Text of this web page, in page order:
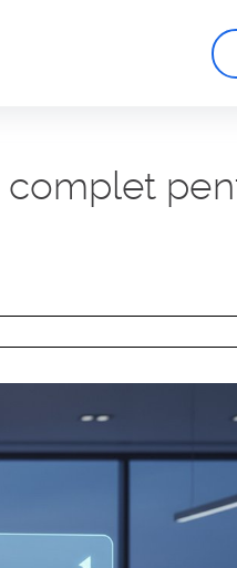
complet